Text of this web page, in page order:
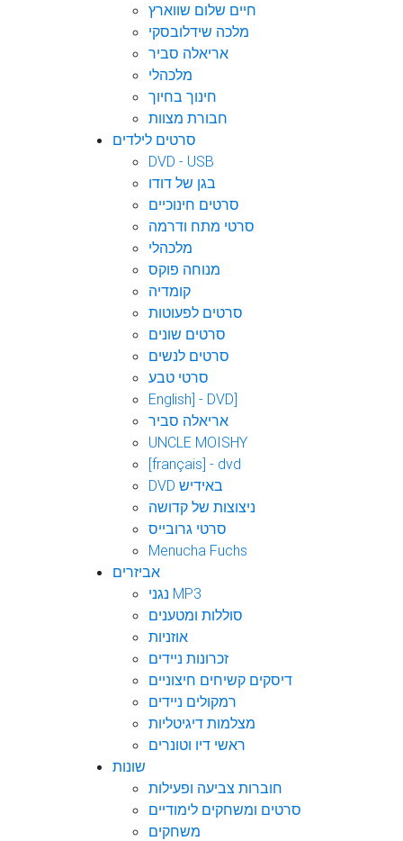
חיים שלום שווארץ
מלכה שידלובסקי
אריאלה סביר
מלכהלי
חינוך בחיוך
חבורת מצוות
סרטים לילדים
DVD - USB
בגן של דודו
סרטים חינוכיים
סרטי מתח ודרמה
מלכהלי
מנוחה פוקס
קומדיה
סרטים לפעוטות
סרטים שונים
סרטים לנשים
סרטי טבע
English] - DVD]
אריאלה סביר
UNCLE MOISHY
[français] - dvd
DVD באידיש
ניצוצות של קדושה
סרטי גרובייס
Menucha Fuchs
אביזרים
נגני MP3
סוללות ומטענים
אוזניות
זכרונות ניידים
דיסקים קשיחים חיצוניים
רמקולים ניידים
מצלמות דיגיטליות
ראשי דיו וטונרים
שונות
חוברות צביעה ופעילות
סרטים ומשחקים לימודיים
משחקים